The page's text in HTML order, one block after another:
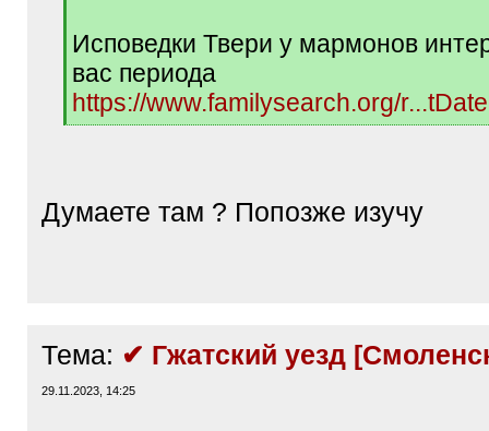
Исповедки Твери у мармонов
вас периода
https://www.familysearch.org/
[
Думаете там ? Попозже изучу
Тема: ✔ Гжатский уезд
29.11.2023, 14:25